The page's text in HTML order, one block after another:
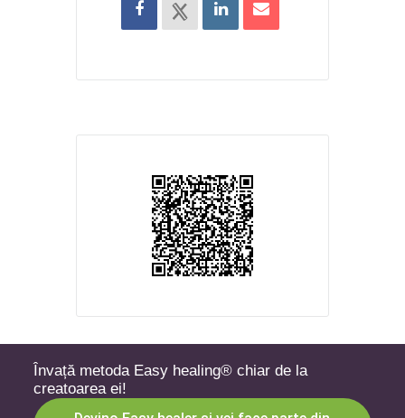
Învață metoda Easy healing® chiar de la
creatoarea ei!